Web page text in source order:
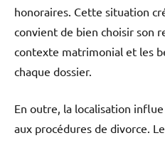
honoraires. Cette situation
convient de bien choisir son
contexte matrimonial et les
chaque dossier.
En outre, la localisation
aux procédures de divorce.